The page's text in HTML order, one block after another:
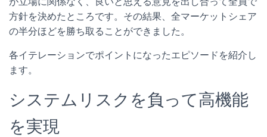
方針を決めたところです。その結果、全マーケットシェア
の半分ほどを勝ち取ることができました。
各イテレーションでポイントになったエピソードを紹介し
ます。
システムリスクを負って高機能
を実現